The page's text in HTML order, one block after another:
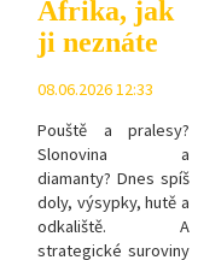
Afrika, jak
ji neznáte
08.06.2026 12:33
Pouště a pralesy?
Slonovina a
diamanty? Dnes spíš
doly, výsypky, hutě a
odkaliště. A
strategické suroviny